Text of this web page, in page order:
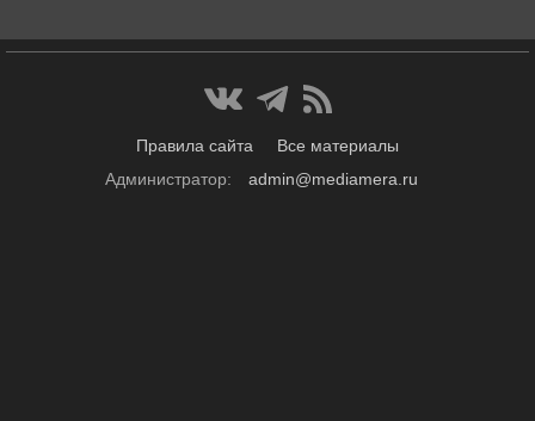
Правила сайта
Все материалы
Администратор:
admin@mediamera.ru